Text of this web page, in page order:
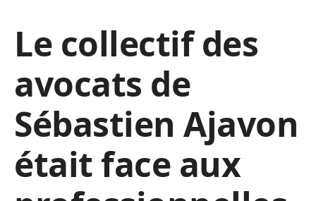
Le collectif des
avocats de
Sébastien Ajavon
était face aux